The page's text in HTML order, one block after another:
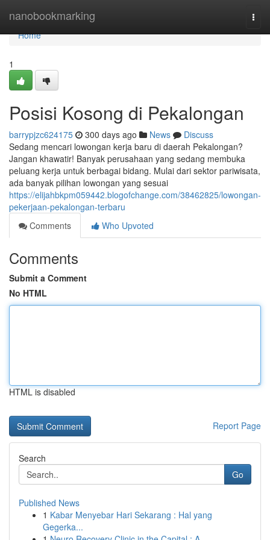
nanobookmarking
Home
Home
1
Posisi Kosong di Pekalongan
barrypjzc624175 300 days ago News
Discuss
Sedang mencari lowongan kerja baru di daerah Pekalongan?
Jangan khawatir! Banyak perusahaan yang sedang membuka
peluang kerja untuk berbagai bidang. Mulai dari sektor pariwisata,
ada banyak pilihan lowongan yang sesuai
https://elijahbkpm059442.blogofchange.com/38462825/lowongan-
pekerjaan-pekalongan-terbaru
Comments
Who Upvoted
Comments
Submit a Comment
No HTML
HTML is disabled
Report Page
Search
Go
Published News
1 Kabar Menyebar Hari Sekarang : Hal yang
Gegerka...